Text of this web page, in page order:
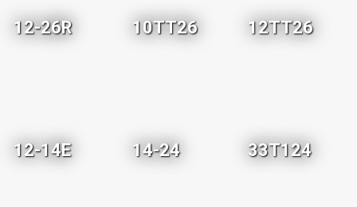
12-26R 10TT26 12TT26
12-14E 14-24 33T124